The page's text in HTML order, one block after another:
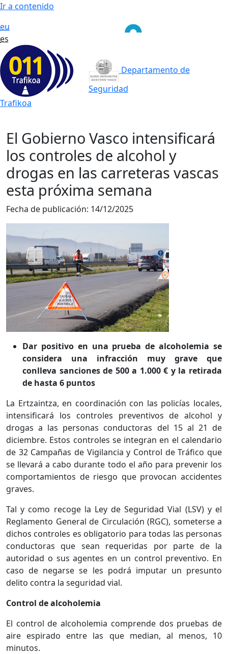
Ir a contenido
eu
es
Trafikoa
Departamento de
Seguridad
El Gobierno Vasco intensificará
los controles de alcohol y
drogas en las carreteras vascas
esta próxima semana
Fecha de publicación: 14/12/2025
Dar positivo en una prueba de alcoholemia se
considera una infracción muy grave que
conlleva sanciones de 500 a 1.000 € y la retirada
de hasta 6 puntos
La Ertzaintza, en coordinación con las policías locales,
intensificará los controles preventivos de alcohol y
drogas a las personas conductoras del 15 al 21 de
diciembre. Estos controles se integran en el calendario
de 32 Campañas de Vigilancia y Control de Tráfico que
se llevará a cabo durante todo el año para prevenir los
comportamientos de riesgo que provocan accidentes
graves.
Tal y como recoge la Ley de Seguridad Vial (LSV) y el
Reglamento General de Circulación (RGC), someterse a
dichos controles es obligatorio para todas las personas
conductoras que sean requeridas por parte de la
autoridad o sus agentes en un control preventivo. En
caso de negarse se les podrá imputar un presunto
delito contra la seguridad vial.
Control de alcoholemia
El control de alcoholemia comprende dos pruebas de
aire espirado entre las que median, al menos, 10
minutos.